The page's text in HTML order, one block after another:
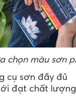
chọn màu sơn
cụ sơn đầy đủ
đạt chất